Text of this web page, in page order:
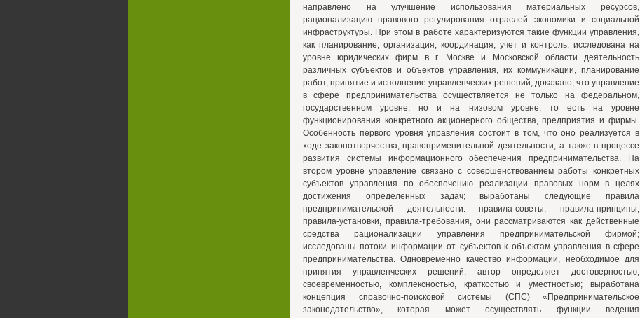
направлено на улучшение использования материальных ресурсов,
рационализацию правового регулирования отраслей экономики и социальной
инфраструктуры. При этом в работе характеризуются такие функции управления,
как планирование, организация, координация, учет и контроль; исследована на
уровне юридических фирм в г. Москве и Московской области деятельность
различных субъектов и объектов управления, их коммуникации, планирование
работ, принятие и исполнение управленческих решений; доказано, что управление
в сфере предпринимательства осуществляется не только на федеральном,
государственном уровне, но и на низовом уровне, то есть на уровне
функционирования конкретного акционерного общества, предприятия и фирмы.
Особенность первого уровня управления состоит в том, что оно реализуется в
ходе законотворчества, правоприменительной деятельности, а также в процессе
развития системы информационного обеспечения предпринимательства. На
втором уровне управление связано с совершенствованием работы конкретных
субъектов управления по обеспечению реализации правовых норм в целях
достижения определенных задач; выработаны следующие правила
предпринимательской деятельности: правила-советы, правила-принципы,
правила-установки, правила-требования, они рассматриваются как действенные
средства рационализации управления предпринимательской фирмой;
исследованы потоки информации от субъектов к объектам управления в сфере
предпринимательства. Одновременно качество информации, необходимое для
принятия управленческих решений, автор определяет достоверностью,
своевременностью, комплексностью, краткостью и уместностью; выработана
концепция справочно-поисковой системы (СПС) «Предпринимательское
законодательство», которая может осуществлять функции ведения